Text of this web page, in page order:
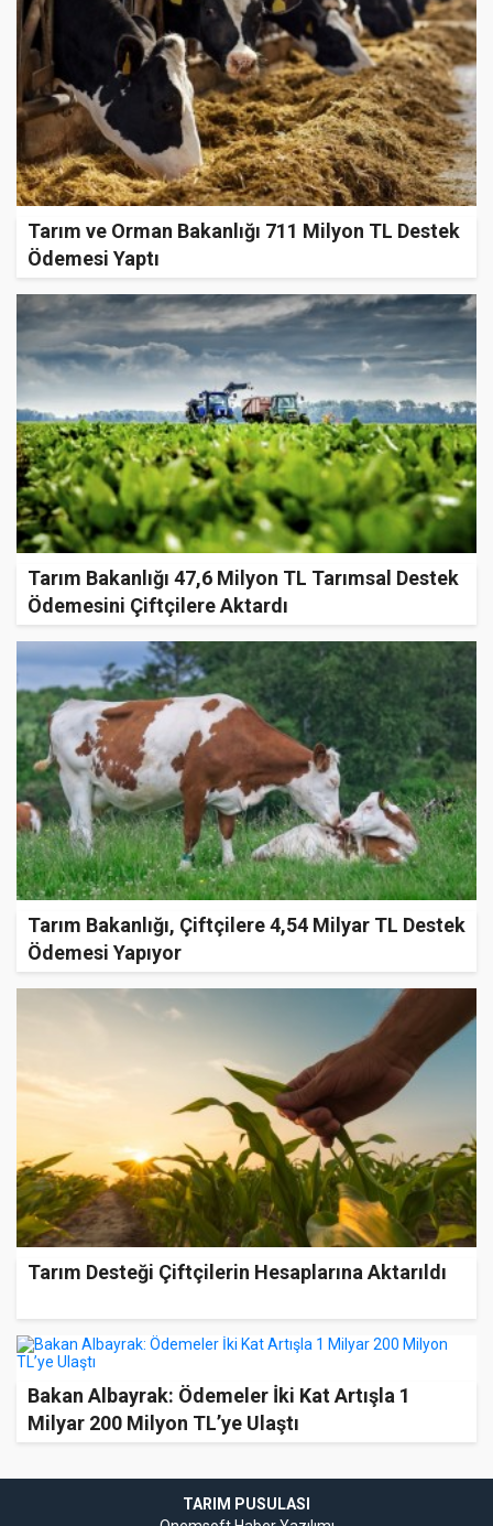
Tarım ve Orman Bakanlığı 711 Milyon TL Destek
Ödemesi Yaptı
Tarım Bakanlığı 47,6 Milyon TL Tarımsal Destek
Ödemesini Çiftçilere Aktardı
Tarım Bakanlığı, Çiftçilere 4,54 Milyar TL Destek
Ödemesi Yapıyor
Tarım Desteği Çiftçilerin Hesaplarına Aktarıldı
Bakan Albayrak: Ödemeler İki Kat Artışla 1
Milyar 200 Milyon TL’ye Ulaştı
TARIM PUSULASI